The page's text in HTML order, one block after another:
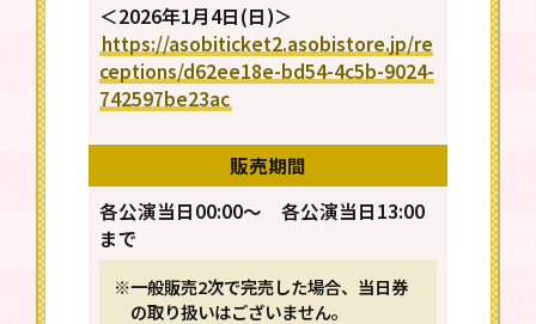
＜2026年1月4日(日)＞
https://asobiticket2.asobistore.jp/re
ceptions/d62ee18e-bd54-4c5b-9024-
742597be23ac
販売期間
各公演当日00:00～ 各公演当日13:00
まで
※一般販売2次で完売した場合、当日券
の取り扱いはございません。